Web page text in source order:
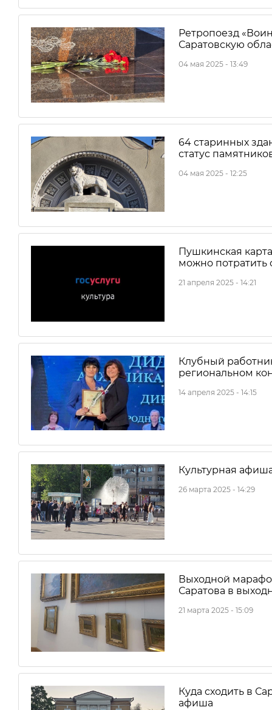
Ретропоезд
Саратовскую
04 мая 2025 - 13:49
64 старинных
статус
04 мая 2025 - 12:25
Пушкинская
можно потратить
21 апреля 2025 - 14:21
Клубный
региональном
14 апреля 2025 - 14:15
Культурная
26 марта 2025 - 14:29
Выходной
Саратова в
21 марта 2025 - 15:09
Куда сходить в
афиша